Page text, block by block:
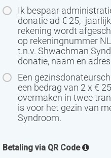
Ik bespaar
donatie ad € 25,-
rekening wordt
op rekeningnummer
t.n.v. Shwachman
donatie, naam en
Een
een bedrag van 2 x €
overmaken in twee
is voor het gezin van
Syndroom.
Betaling via QR Code